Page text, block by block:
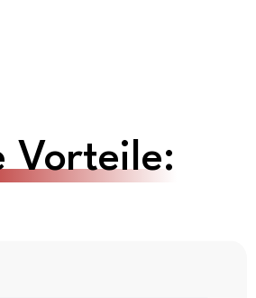
Vorteile: